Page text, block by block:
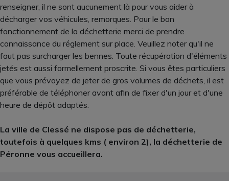
renseigner, il ne sont aucunement là pour vous aider à
décharger vos véhicules, remorques. Pour le bon
fonctionnement de la déchetterie merci de prendre
connaissance du réglement sur place. Veuillez noter qu'il ne
faut pas surcharger les bennes. Toute récupération d'éléments
jetés est aussi formellement proscrite. Si vous êtes particuliers
que vous prévoyez de jeter de gros volumes de déchets, il est
préférable de téléphoner avant afin de fixer d'un jour et d'une
heure de dépôt adaptés.
La ville de Clessé ne dispose pas de déchetterie,
toutefois à quelques kms ( environ 2), la déchetterie de
Péronne vous accueillera.